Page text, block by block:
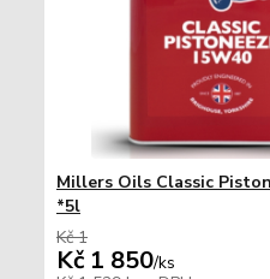
Millers Oils Classic
*5l
Kč 1
Kč 1 850/ks